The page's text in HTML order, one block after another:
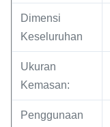
Dimensi
Keseluruhan
Ukuran
Kemasan:
Penggunaan